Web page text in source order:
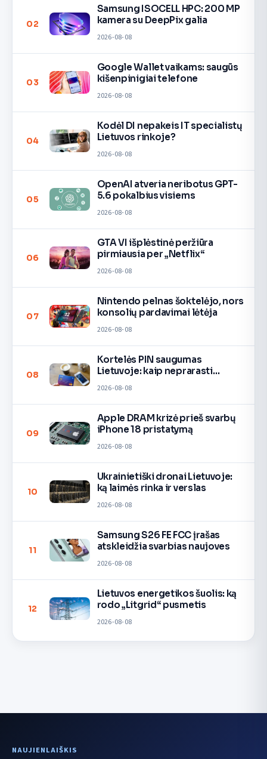
02
Samsung ISOCELL HPC: 200 MP
kamera su DeepPix galia
2026-08-08
03
Google Wallet vaikams: saugūs
kišenpinigiai telefone
2026-08-08
04
Kodėl DI nepakeis IT specialistų
Lietuvos rinkoje?
2026-08-08
05
OpenAI atveria neribotus GPT-
5.6 pokalbius visiems
2026-08-08
06
GTA VI išplėstinė peržiūra
pirmiausia per „Netflix“
2026-08-08
07
Nintendo pelnas šoktelėjo, nors
konsolių pardavimai lėtėja
2026-08-08
08
Kortelės PIN saugumas
Lietuvoje: kaip neprarasti
2026-08-08
09
Apple DRAM krizė prieš svarbų
iPhone 18 pristatymą
2026-08-08
10
Ukrainietiški dronai Lietuvoje:
ką laimės rinka ir verslas
2026-08-08
11
Samsung S26 FE FCC įrašas
atskleidžia svarbias naujoves
2026-08-08
12
Lietuvos energetikos šuolis: ką
rodo „Litgrid“ pusmetis
2026-08-08
NAUJIENLAIŠKIS